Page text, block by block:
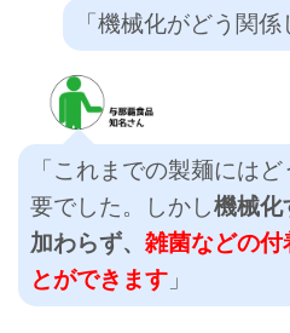
「機械化がどう関
「これまでの製麺には
要でした。しかし機械化
加わらず、 雑菌などの付
とができます 」